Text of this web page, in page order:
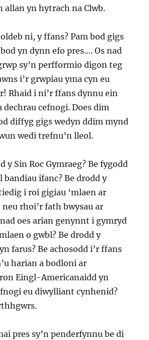
allan yn hytrach na Clwb.
ni, y ffans? Pam bod gigs
yn dynn efo pres…. Os nad
sy’n perfformio digon teg
i’r grwpiau yma cyn eu
Rhaid i ni’r ffans dynnu ein
dechrau cefnogi. Does dim
diffyg gigs wedyn ddim mynd
wedi trefnu’n lleol.
y Sin Roc Gymraeg? Be fygodd
ifanc? Be drodd y
i roi gigiau ‘mlaen ar
rhoi’r fath bwysau ar
oes arian genynnt i gymryd
o gwbl? Be drodd y
farus? Be achosodd i’r ffans
harian a bodloni ar
Eingl-Americanaidd yn
eu diwylliant cynhenid?
pres sy’n penderfynnu be di